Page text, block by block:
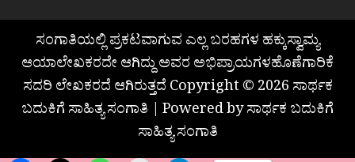
ಸಂಗಾತಿಯಲ್ಲಿ ಪ್ರಕಟವಾಗುವ ಎಲ್ಲ ಬರಹಗಳ ಹಕ್ಕುಸ್ವಾಮ್ಯ
ಆಯಾಲೇಖಕರದೇ ಆಗಿದ್ದು ಅವರ ಅಭಿಪ್ರಾಯಗಳಹೊಣೆಗಾರಿಕೆ
ಸದರಿ ಲೇಖಕರದೆ ಆಗಿರುತ್ತದೆ Copyright © 2026 ಸಾರ್ಥಕ
ಬದುಕಿಗೆ ಸಾಹಿತ್ಯ ಸಂಗಾತಿ | Powered by ಸಾರ್ಥಕ ಬದುಕಿಗೆ
ಸಾಹಿತ್ಯ ಸಂಗಾತಿ